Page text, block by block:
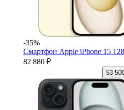
-35%
Смартфон Apple iPhone 15
82 880 ₽
53